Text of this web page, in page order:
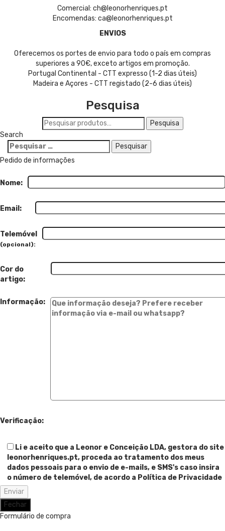
Comercial: ch@leonorhenriques.pt
Encomendas: ca@leonorhenriques.pt
ENVIOS
Oferecemos os portes de envio para todo o país em compras
superiores a 90€, exceto artigos em promoção.
Portugal Continental - CTT expresso (1-2 dias úteis)
Madeira e Açores - CTT registado (2-6 dias úteis)
Pesquisa
Pesquisar
por:
Pesquisa
Search
Pesquisar
por:
Pedido de informações
Nome:
Email:
Telemóvel
(opcional):
Cor do
artigo:
Informação:
Verificação:
Li e aceito que a Leonor e Conceição LDA, gestora do site
leonorhenriques.pt, proceda ao tratamento dos meus
dados pessoais para o envio de e-mails, e SMS's caso insira
o número de telemóvel, de acordo a Política de Privacidade
Fechar
Formulário de compra